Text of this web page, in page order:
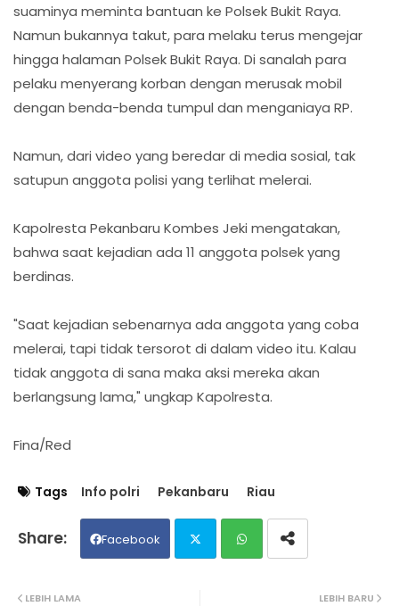
suaminya meminta bantuan ke Polsek Bukit Raya.
Namun bukannya takut, para melaku terus mengejar
hingga halaman Polsek Bukit Raya. Di sanalah para
pelaku menyerang korban dengan merusak mobil
dengan benda-benda tumpul dan menganiaya RP.
Namun, dari video yang beredar di media sosial, tak
satupun anggota polisi yang terlihat melerai.
Kapolresta Pekanbaru Kombes Jeki mengatakan,
bahwa saat kejadian ada 11 anggota polsek yang
berdinas.
"Saat kejadian sebenarnya ada anggota yang coba
melerai, tapi tidak tersorot di dalam video itu. Kalau
tidak anggota di sana maka aksi mereka akan
berlangsung lama," ungkap Kapolresta.
Fina/Red
Tags Info polri Pekanbaru Riau
Facebook
LEBIH BARU
LEBIH LAMA